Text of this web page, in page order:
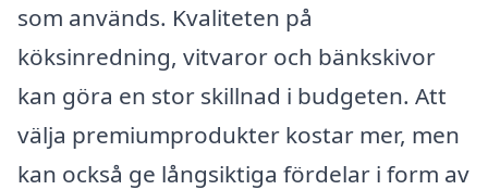
som används. Kvaliteten på
köksinredning, vitvaror och bänkskivor
kan göra en stor skillnad i budgeten. Att
välja premiumprodukter kostar mer, men
kan också ge långsiktiga fördelar i form av